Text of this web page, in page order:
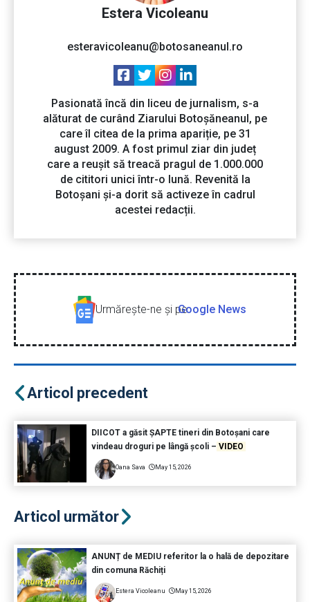
Estera Vicoleanu
esteravicoleanu@botosaneanul.ro
Pasionată încă din liceu de jurnalism, s-a
alăturat de curând Ziarului Botoșăneanul, pe
care îl citea de la prima apariție, pe 31
august 2009. A fost primul ziar din județ
care a reușit să treacă pragul de 1.000.000
de cititori unici într-o lună. Revenită la
Botoșani și-a dorit să activeze în cadrul
acestei redacții.
Urmăreşte-ne şi peGoogle News
Articol precedent
DIICOT a găsit ȘAPTE tineri din Botoșani care
vindeau droguri pe lângă școli – VIDEO
Oana Sava May 15, 2026
Articol următor
ANUNȚ de MEDIU referitor la o hală de depozitare
din comuna Răchiți
Estera Vicoleanu May 15, 2026